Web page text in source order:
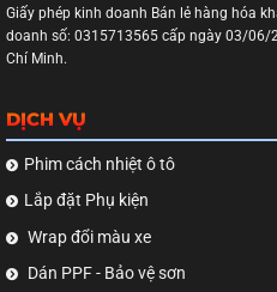
Giấy phép kinh doanh Bán lẻ hàng hóa
doanh số: 0315713565 cấp ngày 03/06/
Chí Minh.
DỊCH VỤ
Phim cách nhiệt ô tô
Lắp đặt Phụ kiện
Wrap đổi màu xe
Dán PPF - Bảo vệ sơn